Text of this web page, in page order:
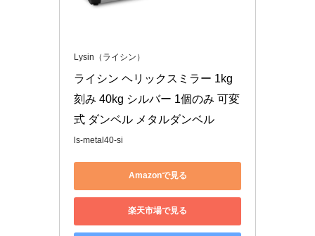
Lysin（ライシン）
ライシン ヘリックスミラー 1kg
刻み 40kg シルバー 1個のみ 可変
式 ダンベル メタルダンベル
ls-metal40-si
Amazonで見る
楽天市場で見る